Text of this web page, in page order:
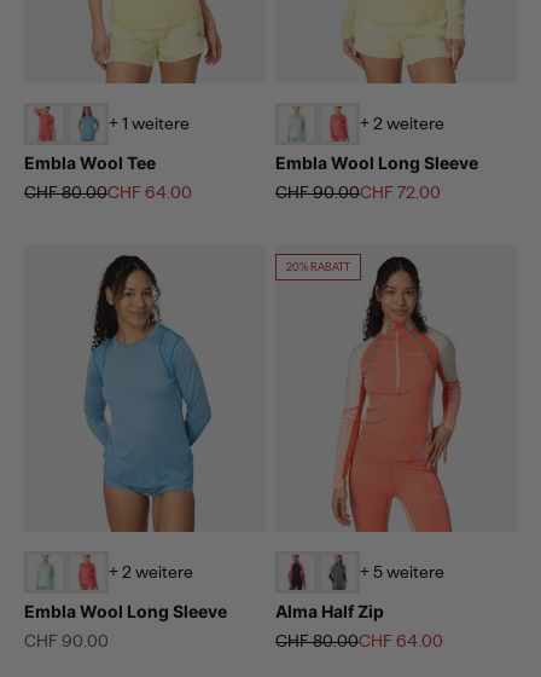
+ 1 weitere
Embla Wool Tee
Regulärer Preis
CHF 80.00Angebot
CHF 64.00
+ 2 weitere
Embla Wool Long Sleeve
Regulärer Preis
CHF 90.00Angebot
CHF 72.00
+ 2 weitere
Embla Wool Long Sleeve
Angebot
CHF 90.00
20% RABATT
+ 5 weitere
Alma Half Zip
Regulärer Preis
CHF 80.00Angebot
CHF 64.00